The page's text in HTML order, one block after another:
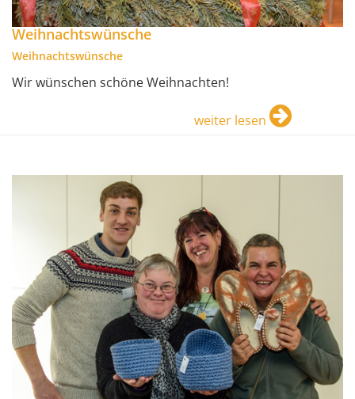
Weihnachtswünsche
Weihnachtswünsche
Wir wünschen schöne Weihnachten!
weiter lesen